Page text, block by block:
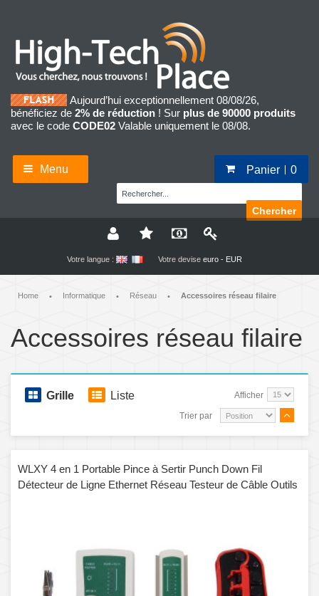
Aujourd’hui exceptionnellement 08/08/26,
bénéficiez de 2% de réduction ! Sur plus de 90000 produits
avec le code CODE02 Valable uniquement le 08/08.
Menu Panier 0
Chercher
Votre langue : Votre devise euro - EUR
Home • Informatique • Réseau • Accessoires réseau filaire
Accessoires réseau filaire
Grille Liste Afficher
Trier par
WLXY 4 en 1 Portable Pince à Sertir Punch Down Fil
Détecteur de Ligne Ethernet Réseau Testeur de Câble Outils